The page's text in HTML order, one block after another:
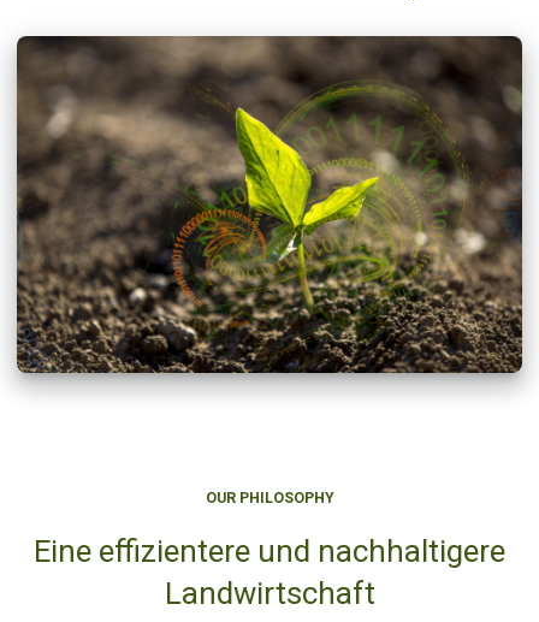
OUR PHILOSOPHY
Eine effizientere und nachhaltigere
Landwirtschaft